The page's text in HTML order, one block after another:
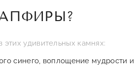
удивительных камнях:
синего, воплощение